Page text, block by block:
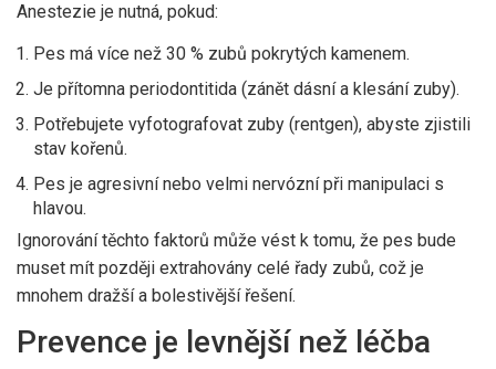
Anestezie je nutná, pokud:
Pes má více než 30 % zubů pokrytých kamenem.
Je přítomna periodontitida (zánět dásní a klesání zuby).
Potřebujete vyfotografovat zuby (rentgen), abyste zjistili
stav kořenů.
Pes je agresivní nebo velmi nervózní při manipulaci s
hlavou.
Ignorování těchto faktorů může vést k tomu, že pes bude
muset mít později extrahovány celé řady zubů, což je
mnohem dražší a bolestivější řešení.
Prevence je levnější než léčba